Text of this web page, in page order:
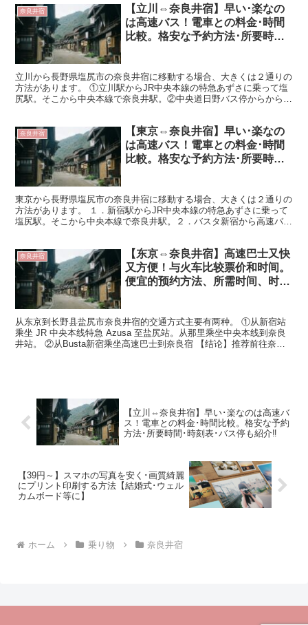
奈良井宿
【立川⇔奈良井宿】早い･楽なの
は高速バス！電車との料金･時間
比較。格安な予約方法･所要時間･
立川から長野県塩尻市の奈良井宿に移動する場合、大きくは２通りの
方法があります。 ①立川駅からJR中央本線の特急あずさに乗って塩
尻駅。そこから中央本線で奈良井駅。②中央道日野バス停からから高
奈良井宿
【東京⇔奈良井宿】早い･楽なの
は高速バス！電車との料金･時間
比較。格安な予約方法･所要時間･
東京から長野県塩尻市の奈良井宿に移動する場合、大きくは２通りの
方法があります。 １．新宿駅からJR中央本線の特急あずさに乗って
塩尻駅。そこから中央本線で奈良井駅。２．バスタ新宿から高速バス
奈良井宿
【东京⇔奈良井宿】高速巴士又快
又方便！与火车比较票价和时间。
便宜的预约方法、所需时间、时刻
从东京到长野县盐尻市奈良井宿的交通方式主要有两种。 ①从新宿站
乘坐 JR 中央本线特急 Azusa 至盐尻站。从那里乘坐中央本线到奈良
井站。 ②从Busta新宿乘坐高速巴士到奈良宿 【结论】推荐前往奈良
【立川⇔奈良井宿】早い･楽なのは高速バ
ス！電車との料金･時間比較。格安な予約
方法･所要時間･時刻表･バス停も紹介‼
【39円～】スマホの写真を安く･画質綺麗
にプリント印刷する方法【結婚式･ウェル
カムボード等に】
ホーム 乗り物 奈良井宿